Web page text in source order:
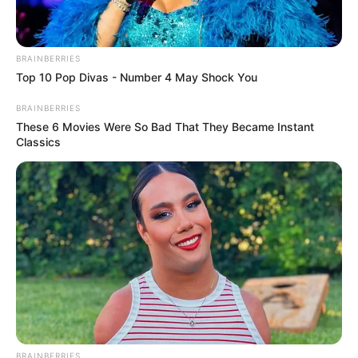
Ayah: –
Ibu: –
Saudara Laki-laki: –
Saudara Perempuan: –
Pacar
–
Kekayaan
Tidak diketahui pasti berapa total kekayaan Tami Aulia,
kekayaannya berasal dari kariernya sebagai penyanyi, penulis
lagu, YouTuber.
Kontroversi
–
BRAINBERRIES
Top 10 Pop Divas - Number 4 May Shock You
BRAINBERRIES
These 6 Movies Were So Bad That They Became Instant
Classics
BRAINBERRIES